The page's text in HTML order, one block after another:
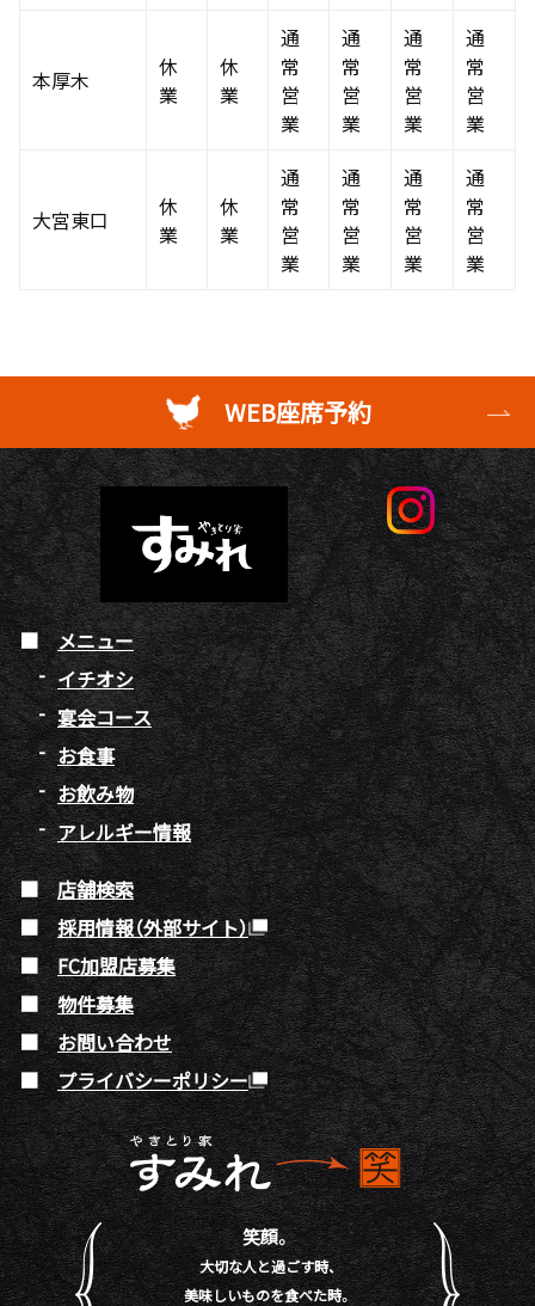
本厚木
休
業
休
業
通
常
営
業
通
常
営
業
通
常
営
業
通
常
営
業
大宮東口
休
業
休
業
通
常
営
業
通
常
営
業
通
常
営
業
通
常
営
業
WEB座席予約
メニュー
イチオシ
宴会コース
お食事
お飲み物
アレルギー情報
店舗検索
採用情報（外部サイト）
FC加盟店募集
物件募集
お問い合わせ
プライバシーポリシー
笑顔。
大切な人と過ごす時、
美味しいものを食べた時。